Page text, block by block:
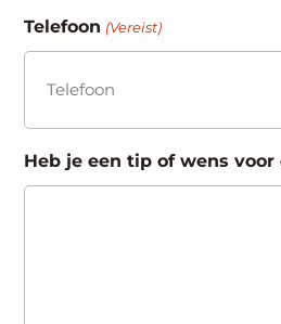
Telefoon (Vereist)
Heb je een tip of wens voor